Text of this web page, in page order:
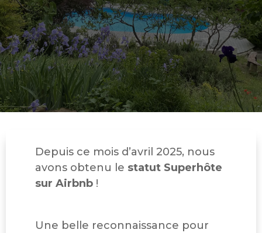
Depuis ce mois d’avril 2025, nous
avons obtenu le statut Superhôte
sur Airbnb !
Une belle reconnaissance pour